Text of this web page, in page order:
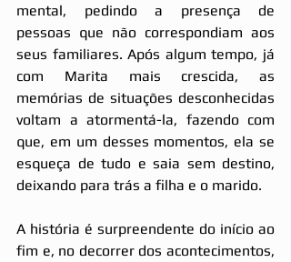
mental, pedindo a presença de
pessoas que não correspondiam aos
seus familiares. Após algum tempo, já
com Marita mais crescida, as
memórias de situações desconhecidas
voltam a atormentá-la, fazendo com
que, em um desses momentos, ela se
esqueça de tudo e saia sem destino,
deixando para trás a filha e o marido.
A história é surpreendente do início ao
fim e, no decorrer dos acontecimentos,